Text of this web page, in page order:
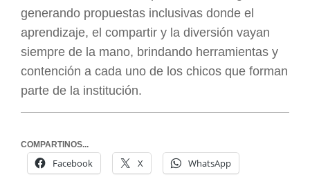
generando propuestas inclusivas donde el
aprendizaje, el compartir y la diversión vayan
siempre de la mano, brindando herramientas y
contención a cada uno de los chicos que forman
parte de la institución.
COMPARTINOS...
Facebook X WhatsApp